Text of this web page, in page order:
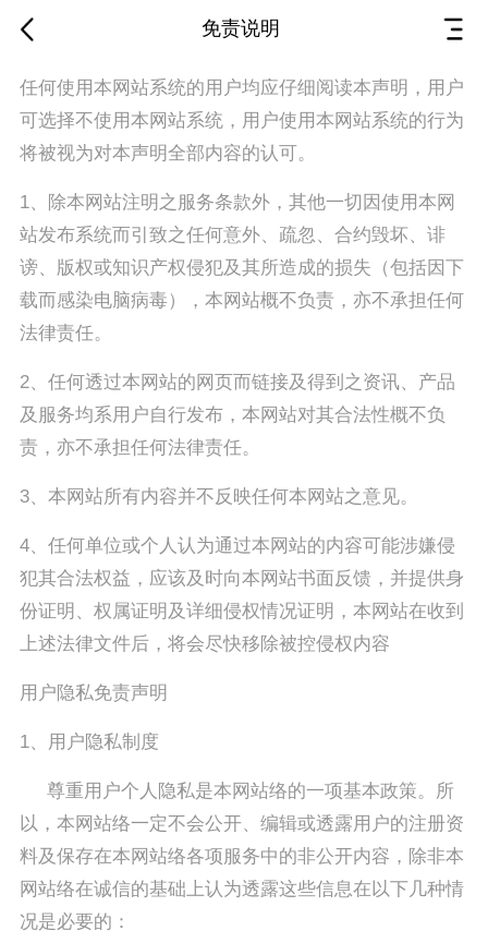
免责说明
任何使用本网站系统的用户均应仔细阅读本声明，用户
可选择不使用本网站系统，用户使用本网站系统的行为
将被视为对本声明全部内容的认可。
1、除本网站注明之服务条款外，其他一切因使用本网
站发布系统而引致之任何意外、疏忽、合约毁坏、诽
谤、版权或知识产权侵犯及其所造成的损失（包括因下
载而感染电脑病毒），本网站概不负责，亦不承担任何
法律责任。
2、任何透过本网站的网页而链接及得到之资讯、产品
及服务均系用户自行发布，本网站对其合法性概不负
责，亦不承担任何法律责任。
3、本网站所有内容并不反映任何本网站之意见。
4、任何单位或个人认为通过本网站的内容可能涉嫌侵
犯其合法权益，应该及时向本网站书面反馈，并提供身
份证明、权属证明及详细侵权情况证明，本网站在收到
上述法律文件后，将会尽快移除被控侵权内容
用户隐私免责声明
1、用户隐私制度
尊重用户个人隐私是本网站络的一项基本政策。所
以，本网站络一定不会公开、编辑或透露用户的注册资
料及保存在本网站络各项服务中的非公开内容，除非本
网站络在诚信的基础上认为透露这些信息在以下几种情
况是必要的：